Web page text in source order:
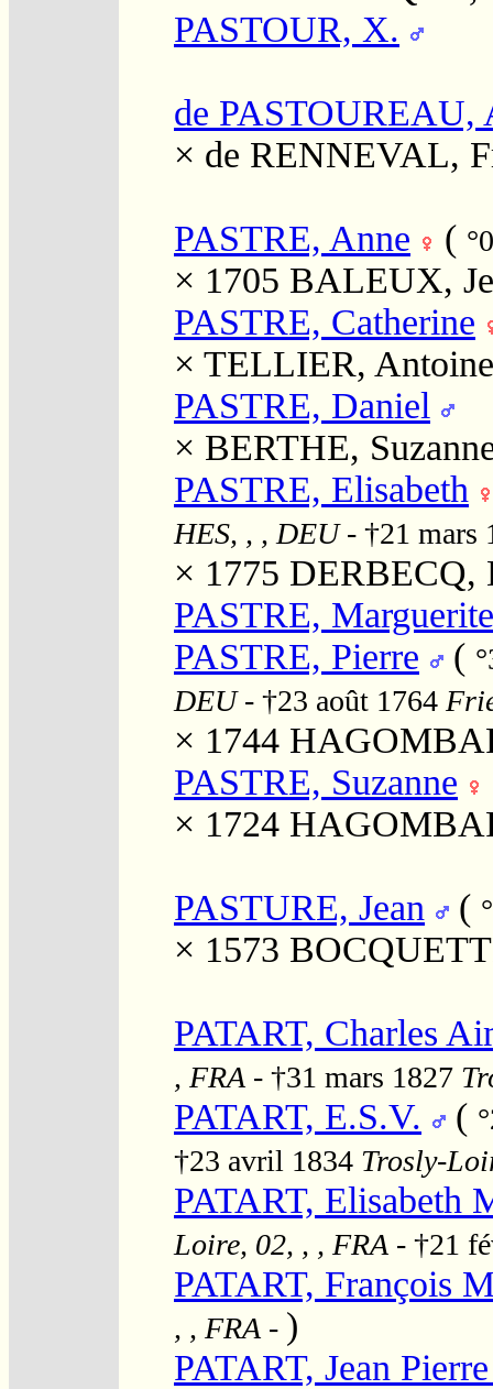
PASTOUR, X.
de PASTOUREAU,
× de RENNEVAL,
PASTRE, Anne (
× 1705 BALEUX,
PASTRE, Catherine
× TELLIER, Antoine
PASTRE, Daniel
× BERTHE,
PASTRE, Elisabeth
HES, , , DEU- †21 mars
× 1775 DERBECQ,
PASTRE, Marguerite
PASTRE, Pierre
(
DEU- †23 août 1764
× 1744
PASTRE, Suzanne
× 1724
PASTURE, Jean ( °
× 1573
PATART, Charles
, FRA - †31 mars 1827
PATART, E.S.V. (
†23 avril 1834 Trosly-
PATART, Elisabeth
Loire, 02, , , FRA - †21
PATART, François
, , FRA - )
PATART, Jean